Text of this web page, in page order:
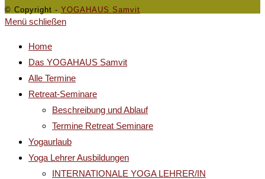
© Copyright - YOGAHAUS Samvit
Menü schließen
Home
Das YOGAHAUS Samvit
Alle Termine
Retreat-Seminare
Beschreibung und Ablauf
Termine Retreat Seminare
Yogaurlaub
Yoga Lehrer Ausbildungen
INTERNATIONALE YOGA LEHRER/IN